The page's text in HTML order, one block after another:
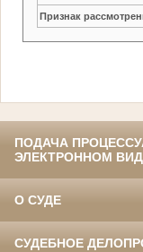
Признак
ПОДАЧА
ЭЛЕКТРОННОМ
О СУДЕ
СУДЕБНОЕ